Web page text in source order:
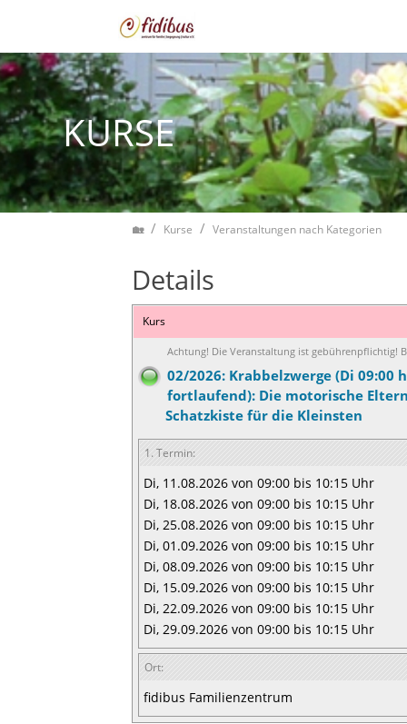
Zum Inhalt springen
KURSE
HomeKurse Veranstaltungen nach Kategorien
Details
Kurs
Achtung! Die Veranstaltung ist gebührenpflichtig!
02/2026: Krabbelzwerge (Di 09:00
fortlaufend): Die motorische
Schatzkiste für die Kleinsten
1. Termin:
Di, 11.08.2026 von 09:00 bis 10:15 Uhr
Di, 18.08.2026 von 09:00 bis 10:15 Uhr
Di, 25.08.2026 von 09:00 bis 10:15 Uhr
Di, 01.09.2026 von 09:00 bis 10:15 Uhr
Di, 08.09.2026 von 09:00 bis 10:15 Uhr
Di, 15.09.2026 von 09:00 bis 10:15 Uhr
Di, 22.09.2026 von 09:00 bis 10:15 Uhr
Di, 29.09.2026 von 09:00 bis 10:15 Uhr
Ort:
fidibus Familienzentrum